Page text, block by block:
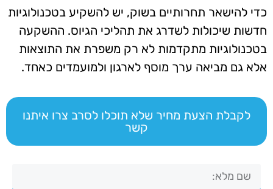
כדי להישאר תחרותיים בשוק, יש להשקיע בטכנולוגיות
חדשות שיכולות לשדרג את תהליכי הגיוס. ההשקעה
בטכנולוגיות מתקדמות לא רק משפרת את התוצאות
אלא גם מביאה ערך מוסף לארגון ולמועמדים כאחד.
לקבלת הצעת מחיר שלא תוכלו לסרב צרו איתנו
קשר